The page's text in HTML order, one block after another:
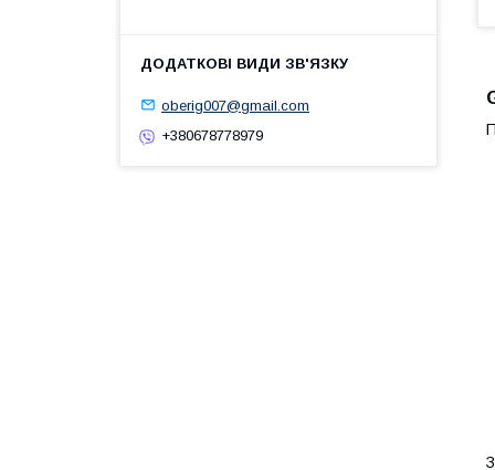
oberig007@gmail.com
+380678778979